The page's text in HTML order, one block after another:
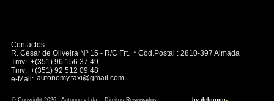
Contactos:
R. César de Oliveira Nº 15 - R/C Frt. * Cód.Postal : 2810-397 Almada
Tmv: +(351) 96 156 37 49
Tmv: +(351) 92 512 09 48
e-Mail:
© Copyright 2026 - Autonomy,Lda. - Direitos Reservados by delponto.
autonomy.taxi@gmail.com